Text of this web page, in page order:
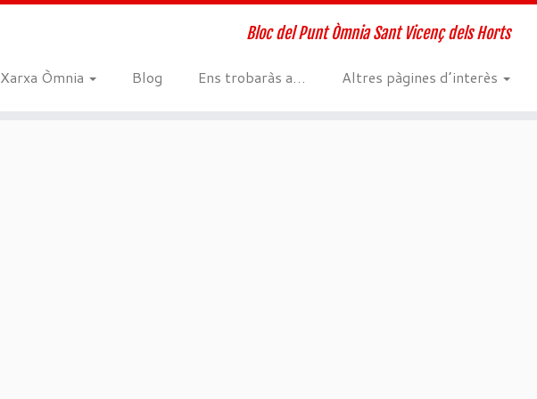
Bloc del Punt Òmnia Sant Vicenç dels Horts
Xarxa Òmnia Blog Ens trobaràs a… Altres pàgines d’interès